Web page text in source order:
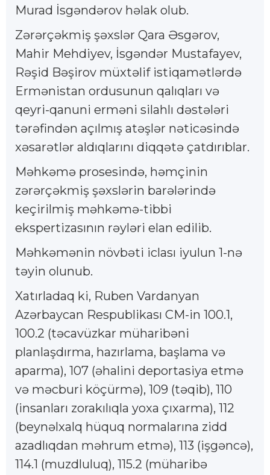
Murad İsgəndərov həlak olub.
Zərərçəkmiş şəxslər Qara Əsgərov,
Mahir Mehdiyev, İsgəndər Mustafayev,
Rəşid Bəşirov müxtəlif istiqamətlərdə
Ermənistan ordusunun qalıqları və
qeyri-qanuni erməni silahlı dəstələri
tərəfindən açılmış atəşlər nəticəsində
xəsarətlər aldıqlarını diqqətə çatdırıblar.
Məhkəmə prosesində, həmçinin
zərərçəkmiş şəxslərin barələrində
keçirilmiş məhkəmə-tibbi
ekspertizasının rəyləri elan edilib.
Məhkəmənin növbəti iclası iyulun 1-nə
təyin olunub.
Xatırladaq ki, Ruben Vardanyan
Azərbaycan Respublikası CM-in 100.1,
100.2 (təcavüzkar müharibəni
planlaşdırma, hazırlama, başlama və
aparma), 107 (əhalini deportasiya etmə
və məcburi köçürmə), 109 (təqib), 110
(insanları zorakılıqla yoxa çıxarma), 112
(beynəlxalq hüquq normalarına zidd
azadlıqdan məhrum etmə), 113 (işgəncə),
114.1 (muzdluluq), 115.2 (müharibə